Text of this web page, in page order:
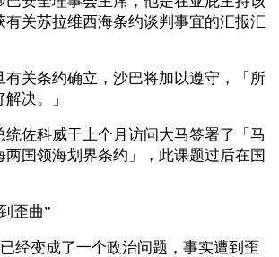
有关苏拉维西海条约谈判事宜的汇报汇
关条约确立，沙巴将加以遵守，「所
决。」
佐科威于上个月访问大马签署了「马
两国领海划界条约」，此课题过后在国
歪曲”
变成了一个政治问题，事实遭到歪